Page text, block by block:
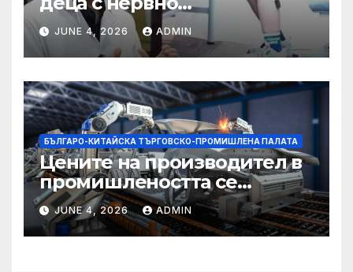
разстройство да се
изправят за първи път
JUNE 4, 2026 ADMIN
БЪЛГАРО-КИТАЙСКА ТЪРГОВСКО-ПРОМИШЛЕНА ПАЛАТА
Цените на производител в
промишлеността се
понижават с 0,7% в
еврозоната и с 0,5% в ЕС
JUNE 4, 2026 ADMIN